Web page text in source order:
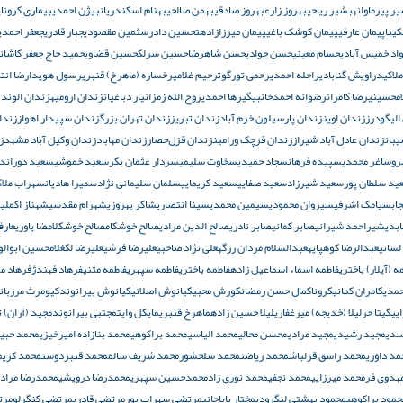
پیرماوانهبشیر ریاحیبهروز زارعبهروز صادقیبهمن صالحیبهنام اسکندریانبیژن احمدیبیماری کرونا
پیمان عارفیپیمان کوشک باغیپیمان میرزازادهتحسین دادرسثمین مقصودیجبار قادریجعفر
خمیس آبادیحسام معینیحسن جوادیحسن شاهرضاحسین سرلکحسین قضاویحمید حاج جعفر
دراویش گنابادیراحله احمدیرحمی تورگوترحیم غلامیرخساره (ماهرخ) قنبریرسول هویدارضا
رضا کامرانرضوانه احمدخانبیگیرها احمدیروح الله زمزانیار دباغیانزندان ارومیهزندان الوند
زندان اوینزندان پارسیلون خرم آبادزندان تبریززندان تهران بزرگزندان سپیدار اهواز
زندان عادل آباد شیراززندان قرچک ورامینزندان قزل‌حصارزندان مهابادزندان وکیل آباد مشهد
ساغر محمدیسپیده فرهانسجاد حمیدیسخاوت سلیمیسردار عثمان بکرسعید خموشیسعید
سلطان پورسعید شیرزادسعید صفاییسعید کریماییسلمان سلیمانی نژادسمیرا هادیانسهراب
سیامک اشرفیسیروان محمودیسیمین محمدیسینا انتصاریشاکر بهروزیشهرام مقدسیشهناز اکملی
شیراحمد شیرانیصابر کمانیصابر نادریصالح الدین مرادیصالح خوشکامصالح خوشکلامضا یاوری
عبدالرضا کوهپایهعبدالسلام مردان رزگهعلی نژاد صاحبیعلیرضا فرشیعلیرضا لکغلامحسین
(آیلار) باختریفاطمه اسماء اسماعیل زادهفاطمه باختریفاطمه سپهریفاطمه مثنیفرهاد فهندژفرهاد
کامران کمانیکروناکمال حسن رمضانکورش محبیکیانوش اصلانیکیانوش بیرانوندکیومرث مرزبان
گیتا حرلیلا (خدیجه) میرغفاریلیلا حسین زادهماهرخ قنبریمایکل وایتمجتبی بیرانوندمجید (آران)
مجید رشیدیمجید مرادیمحسن محالیمحمد الیاسیمحمد براکوهیمحمد بنازاده امیرخیزیمحمد
داوریمحمد راسق قزلباشمحمد ریاضتمحمد سلحشورمحمد شریف سالممحمد قنبردوستمحمد
فرمحمد میرزاییمحمد نجفیمحمد نوری زادمحمدحسین سپهریمحمدرضا درویشیمحمدرضا
براکوهیمحمود بهشتی لنگرودیمختار باباجانیمرتضی سهراب پورمرتضی قادریمرتضی کنگرلو